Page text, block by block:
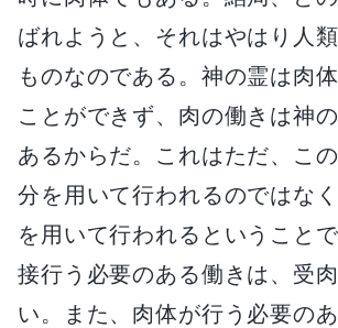
ばれようと、それはやはり人
ものなのである。神の霊は肉
ことができず、肉の働きは神
あるからだ。これはただ、こ
分を用いて行われるのではな
を用いて行われるということ
接行う必要のある働きは、受
い。また、肉体が行う必要の